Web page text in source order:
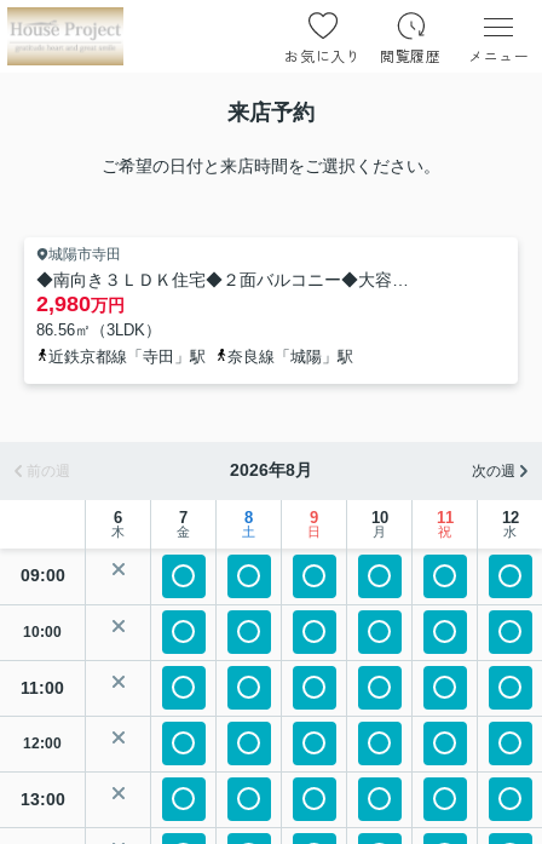
お気に入り 閲覧履歴 メニュー
来店予約
ご希望の日付と来店時間をご選択ください。
城陽市寺田
2,980万円
86.56㎡（3LDK）
近鉄京都線「寺田」駅
奈良線「城陽」駅
前の週 2026年8月 次の週
6
木
7
金
8
土
9
日
10
月
11
祝
12
水
09:00
10:00
11:00
12:00
13:00